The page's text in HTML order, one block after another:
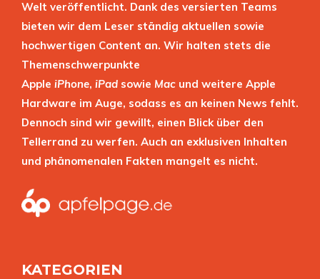
Welt veröffentlicht. Dank des versierten Teams
bieten wir dem Leser ständig aktuellen sowie
hochwertigen Content an. Wir halten stets die
Themenschwerpunkte
Apple iPhone, iPad sowie Mac und weitere Apple
Hardware im Auge, sodass es an keinen News fehlt.
Dennoch sind wir gewillt, einen Blick über den
Tellerrand zu werfen. Auch an exklusiven Inhalten
und phänomenalen Fakten mangelt es nicht.
KATEGORIEN